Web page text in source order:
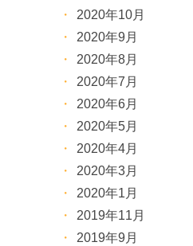
2020年10月
2020年9月
2020年8月
2020年7月
2020年6月
2020年5月
2020年4月
2020年3月
2020年1月
2019年11月
2019年9月